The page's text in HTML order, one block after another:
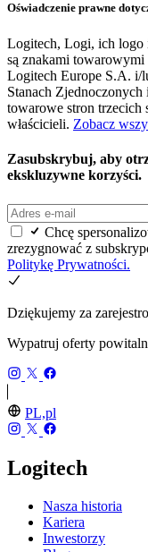
Oświadczenie prawne
Logitech, Logi, ich logo
są znakami
Logitech Europe S.A. i/
Stanach Zjednoczonych
towarowe stron trzecich
właścicieli. Zobacz
Zasubskrybuj, aby
ekskluzywne korzyści.
Chcę
zrezygnować z
Politykę Prywatności.
Dziękujemy za
Wypatruj oferty
PL,pl
Logitech
Nasza historia
Kariera
Inwestorzy